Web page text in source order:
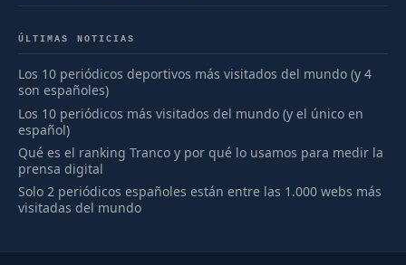
ÚLTIMAS NOTICIAS
Los 10 periódicos deportivos más visitados del mundo (y 4
son españoles)
Los 10 periódicos más visitados del mundo (y el único en
español)
Qué es el ranking Tranco y por qué lo usamos para medir la
prensa digital
Solo 2 periódicos españoles están entre las 1.000 webs más
visitadas del mundo